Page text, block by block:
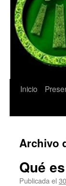
Saltar
Inicio
Archivo
Qué
Publicada el